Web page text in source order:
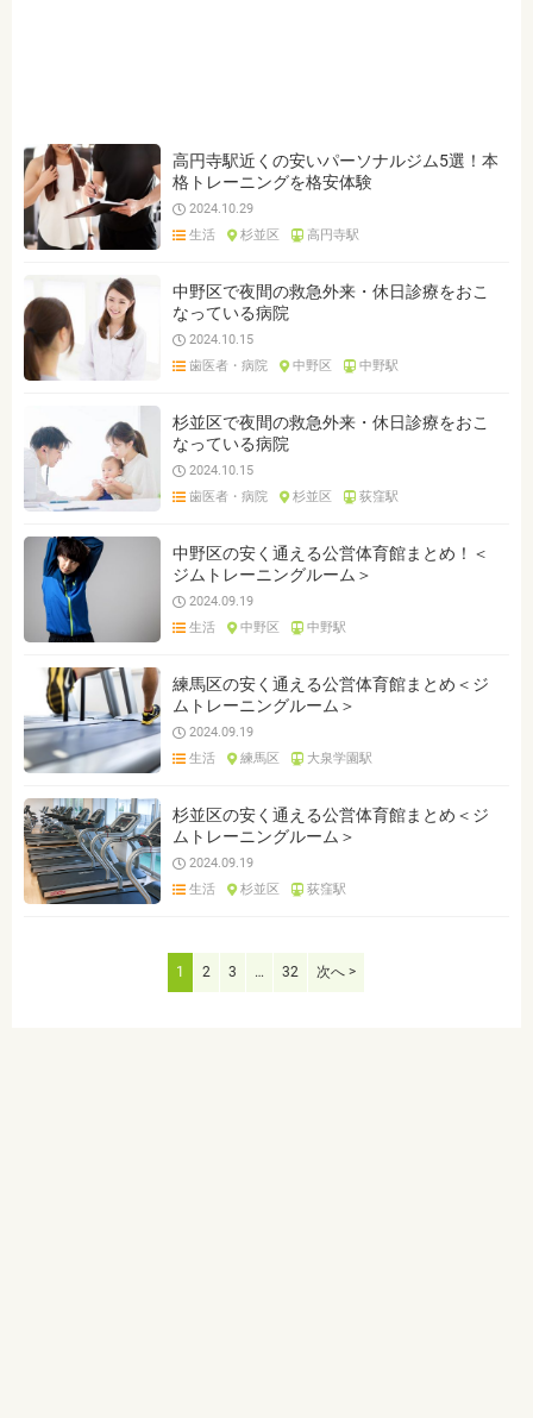
高円寺駅近くの安いパーソナルジム5選！本
格トレーニングを格安体験
2024.10.29
生活
杉並区 高円寺駅
中野区で夜間の救急外来・休日診療をおこ
なっている病院
2024.10.15
歯医者・病院
中野区 中野駅
杉並区で夜間の救急外来・休日診療をおこ
なっている病院
2024.10.15
歯医者・病院
杉並区 荻窪駅
中野区の安く通える公営体育館まとめ！＜
ジムトレーニングルーム＞
2024.09.19
生活
中野区 中野駅
練馬区の安く通える公営体育館まとめ＜ジ
ムトレーニングルーム＞
2024.09.19
生活
練馬区 大泉学園駅
杉並区の安く通える公営体育館まとめ＜ジ
ムトレーニングルーム＞
2024.09.19
生活
杉並区 荻窪駅
1 2 3 … 32 次へ >